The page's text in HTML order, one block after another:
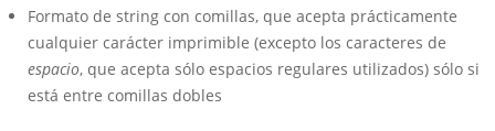
Formato de string con comillas, que acepta prácticamente
cualquier carácter imprimible (excepto los caracteres de
espacio, que acepta sólo espacios regulares utilizados) sólo si
está entre comillas dobles